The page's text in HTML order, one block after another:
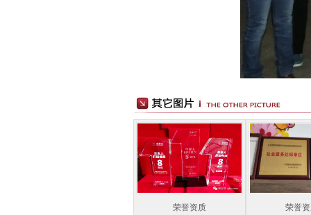
荣誉资质 荣誉